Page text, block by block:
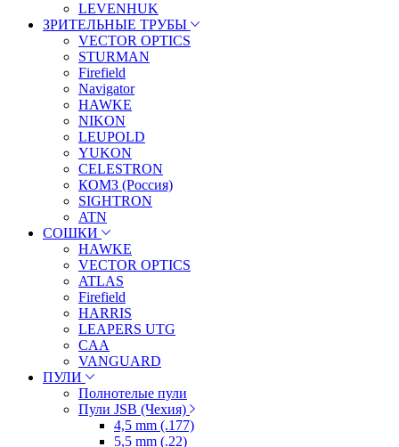
LEVENHUK
ЗРИТЕЛЬНЫЕ ТРУБЫ
VECTOR OPTICS
STURMAN
Firefield
Navigator
HAWKE
NIKON
LEUPOLD
YUKON
CELESTRON
КОМЗ (Россия)
SIGHTRON
ATN
СОШКИ
HAWKE
VECTOR OPTICS
ATLAS
Firefield
HARRIS
LEAPERS UTG
CAA
VANGUARD
ПУЛИ
Полнотелые пули
Пули JSB (Чехия)
4,5 mm (.177)
5,5 mm (.22)